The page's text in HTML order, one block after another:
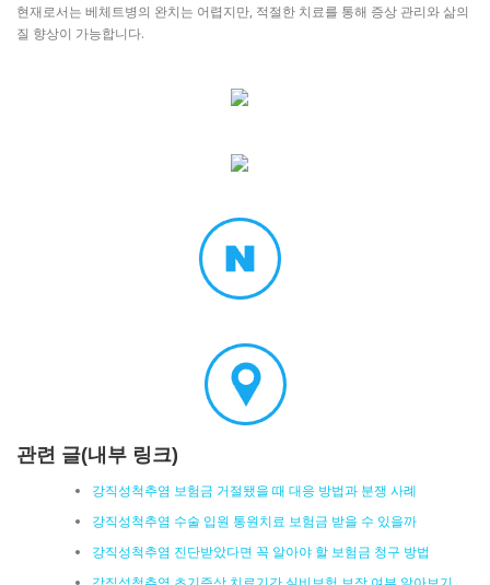
현재로서는 베체트병의 완치는 어렵지만, 적절한 치료를 통해 증상 관리와 삶의
질 향상이 가능합니다.
관련 글(내부 링크)
강직성척추염 보험금 거절됐을 때 대응 방법과 분쟁 사례
강직성척추염 수술 입원 통원치료 보험금 받을 수 있을까
강직성척추염 진단받았다면 꼭 알아야 할 보험금 청구 방법